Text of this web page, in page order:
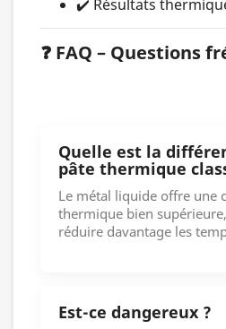
✔️ Résultats
❓ FAQ – Questions
Quelle est la
pâte thermique
Le métal liquide offre une
thermique bien
réduire davantage les
Est-ce dangereux ?